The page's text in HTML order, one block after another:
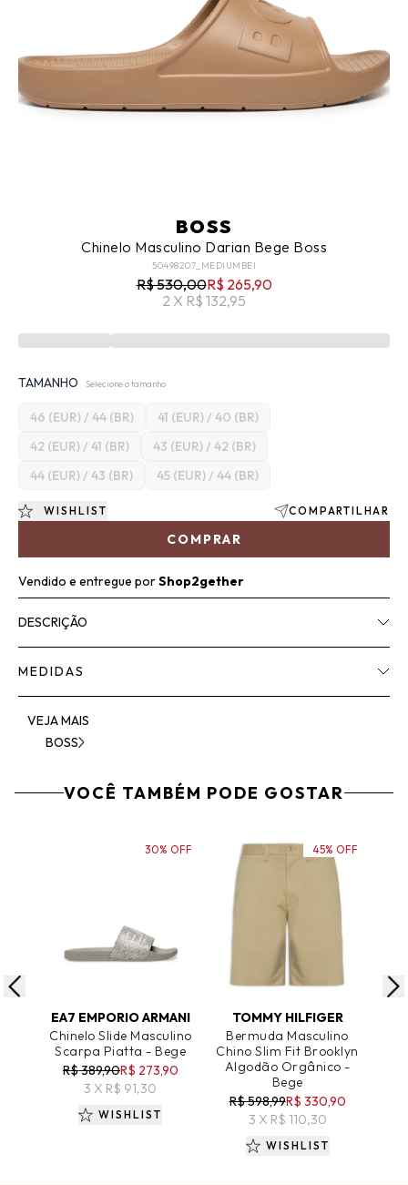
BOSS
Chinelo Masculino Darian Bege Boss
50498207_MEDIUMBEI
R$ 530,00R$ 265,90
2 X R$ 132,95
TAMANHO Selecione o tamanho
46 (EUR) / 44 (BR)
41 (EUR) / 40 (BR)
42 (EUR) / 41 (BR)
43 (EUR) / 42 (BR)
44 (EUR) / 43 (BR)
45 (EUR) / 44 (BR)
COMPRAR
WISHLIST COMPARTILHAR
Vendido e entregue porShop2gether
DESCRIÇÃO
MEDIDAS
VEJA MAIS
BOSS
VOCÊ TAMBÉM PODE GOSTAR
EA7 EMPORIO ARMANI
Chinelo Slide Masculino
Scarpa Piatta - Bege
R$ 389,90R$ 273,90
3 X R$ 91,30
30% OFF
WISHLIST
TOMMY HILFIGER
Bermuda Masculino
Chino Slim Fit Brooklyn
Algodão Orgânico -
Bege
R$ 598,99R$ 330,90
3 X R$ 110,30
45% OFF
WISHLIST